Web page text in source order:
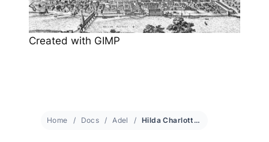
Created with GIMP
Home Docs Adel Hilda Charlotte Wilhelmine von Nassau, Prinzessin Hilda von Nassau, Großherzogin von Baden